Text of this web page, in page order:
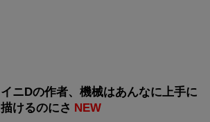
イニDの作者、機械はあんなに上手に
描けるのにさ NEW